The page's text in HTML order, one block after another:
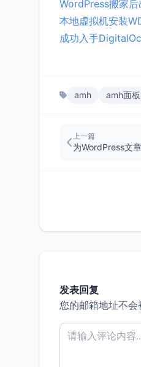
WordPress搬家
本地虚拟机安装
成功入手
amh amh面板
上一篇
为WordPress文
发表回复
您的邮箱地址不会